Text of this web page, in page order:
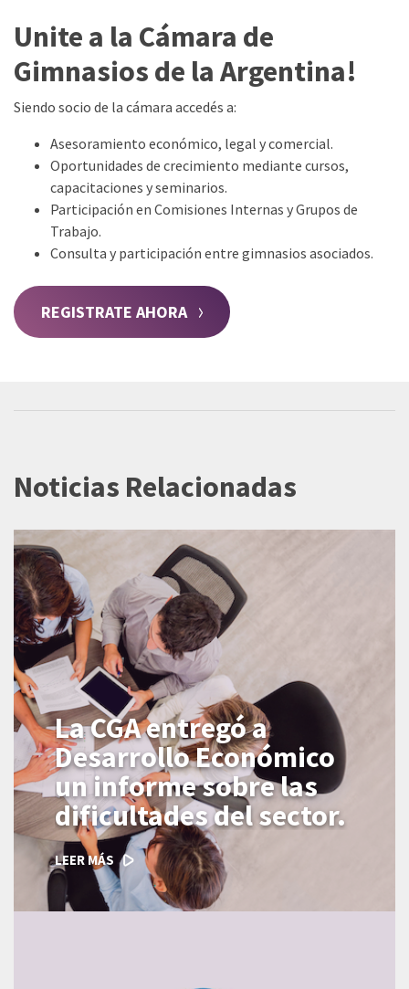
Unite a la Cámara de
Gimnasios de la Argentina!
Siendo socio de la cámara accedés a:
Asesoramiento económico, legal y comercial.
Oportunidades de crecimiento mediante cursos,
capacitaciones y seminarios.
Participación en Comisiones Internas y Grupos de
Trabajo.
Consulta y participación entre gimnasios asociados.
REGISTRATE AHORA
Noticias Relacionadas
La CGA entregó a
Desarrollo Económico
un informe sobre las
dificultades del sector.
LEER MÁS